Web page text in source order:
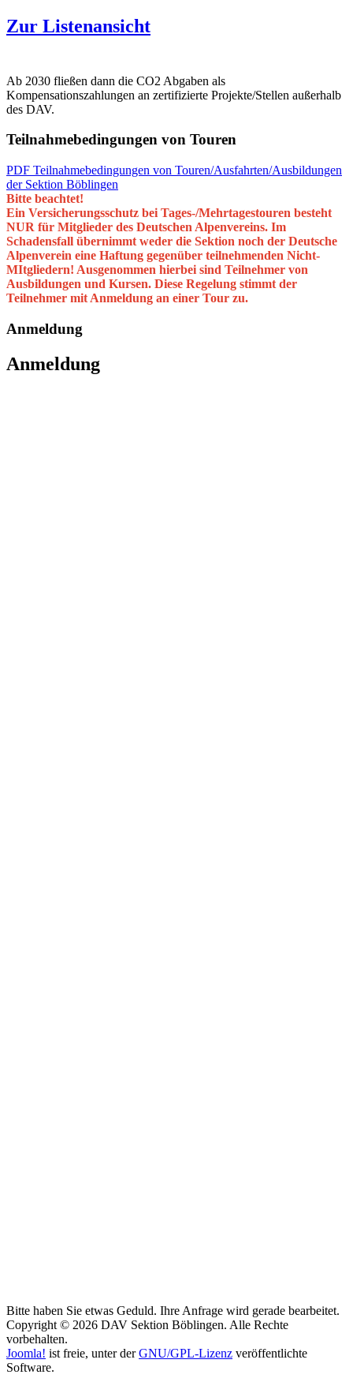
Zur Listenansicht
Ab 2030 fließen dann die CO2 Abgaben als
Kompensationszahlungen an zertifizierte Projekte/Stellen außerhalb
des DAV.
Teilnahmebedingungen von Touren
PDF Teilnahmebedingungen von Touren/Ausfahrten/Ausbildungen
der Sektion Böblingen
Bitte beachtet!
Ein Versicherungsschutz bei Tages-/Mehrtagestouren besteht
NUR für Mitglieder des Deutschen Alpenvereins. Im
Schadensfall übernimmt weder die Sektion noch der Deutsche
Alpenverein eine Haftung gegenüber teilnehmenden Nicht-
MItgliedern! Ausgenommen hierbei sind Teilnehmer von
Ausbildungen und Kursen. Diese Regelung stimmt der
Teilnehmer mit Anmeldung an einer Tour zu.
Anmeldung
Anmeldung
Bitte haben Sie etwas Geduld. Ihre Anfrage wird gerade bearbeitet.
Copyright © 2026 DAV Sektion Böblingen. Alle Rechte
vorbehalten.
Joomla! ist freie, unter derGNU/GPL-Lizenz veröffentlichte
Software.